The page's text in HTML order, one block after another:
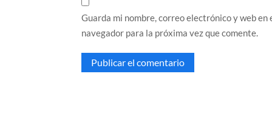
Guarda mi nombre, correo electrónico y web en
navegador para la próxima vez que comente.